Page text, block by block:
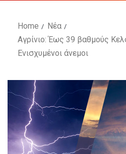
Home
Νέα
Αγρίνιο: Έως 39 βαθμούς
Ενισχυμένοι άνεμοι